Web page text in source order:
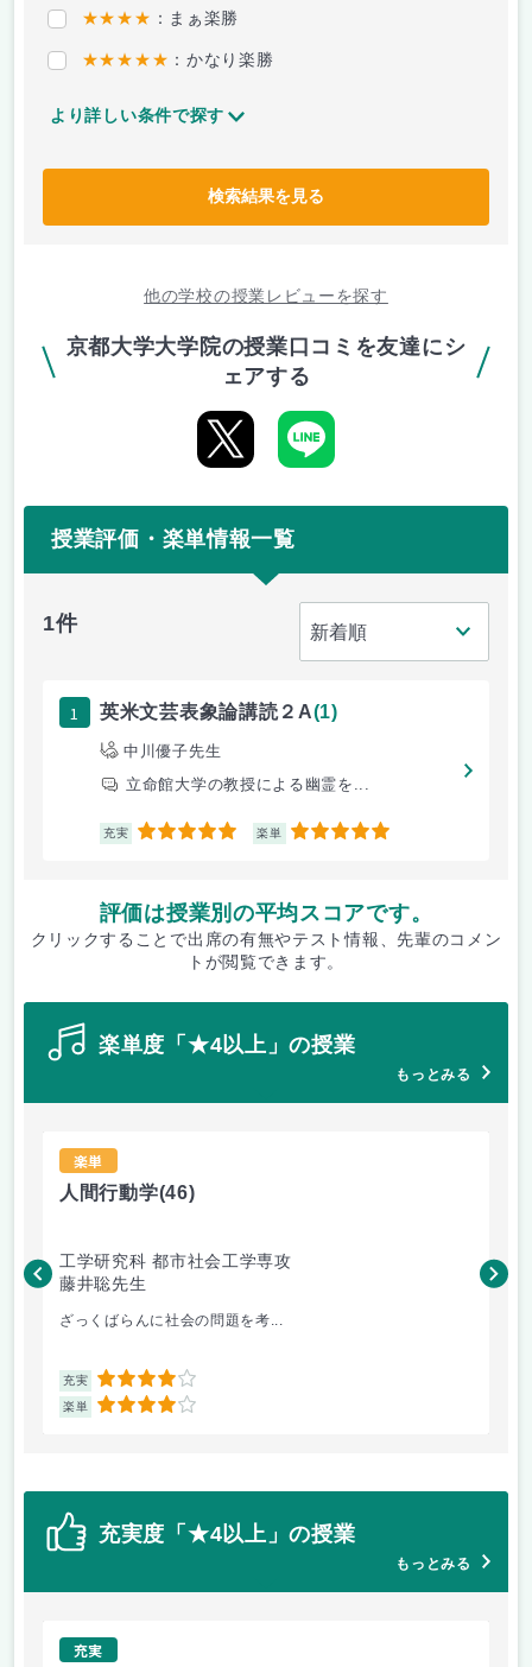
★★★★ ：まぁ楽勝
★★★★★ ：かなり楽勝
より詳しい条件で探す
検索結果を見る
他の学校の授業レビューを探す
京都大学大学院の授業口コミを友達にシ
ェアする
授業評価・楽単情報一覧
1件
1 英米文芸表象論講読２A(1)
中川優子先生
立命館大学の教授による幽霊を...
充実 5 楽単 5
評価は授業別の平均スコアです。
クリックすることで出席の有無やテスト情報、先輩のコメン
トが閲覧できます。
楽単度「★4以上」の授業
もっとみる
楽単
人間行動学(46)
工学研究科 都市社会工学専攻
藤井聡先生
ざっくばらんに社会の問題を考...
充実 4
楽単 4
藤
充実度「★4以上」の授業
もっとみる
充実